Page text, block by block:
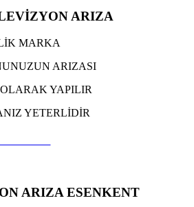
ARIZA
MARKA
ARIZASI
YAPILIR
YETERLİDİR
ARIZA ESENKENT